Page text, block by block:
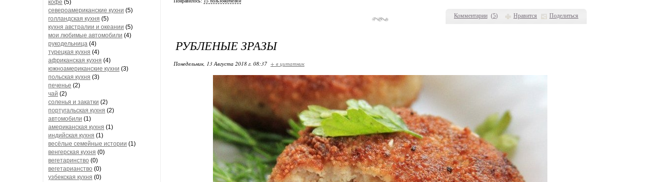
кофе (5)
североамериканские кухни (5)
голландская кухня (5)
кухня австралии и океании (5)
мои любимые автомобили (4)
рукодельница (4)
турецкая кухня (4)
африканская кухня (4)
южноамериканские кухни (3)
польская кухня (3)
печенье (2)
чай (2)
соленья и закатки (2)
португальская кухня (2)
автомобили (1)
американская кухня (1)
индийская кухня (1)
весёлые семейные истории (1)
венгерская кухня (0)
вегетаринство (0)
вегетарианство (0)
узбекская кухня (0)
Комментарии (5) Нравится Поделиться
РУБЛЕНЫЕ ЗРАЗЫ
Понедельник, 13 Августа 2018 г. 08:37 + в цитатник